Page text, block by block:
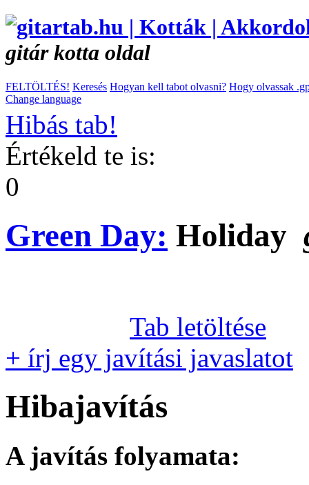
gitár kotta oldal
FELTÖLTÉS! Keresés Hogyan kell tabot olvasni? Hogy olvassak
Change language
Hibás tab!
Értékeld te is:
0
Green Day: Holiday
Tab letöltése
+ írj egy javítási javaslatot
Hibajavítás
A javítás folyamata: